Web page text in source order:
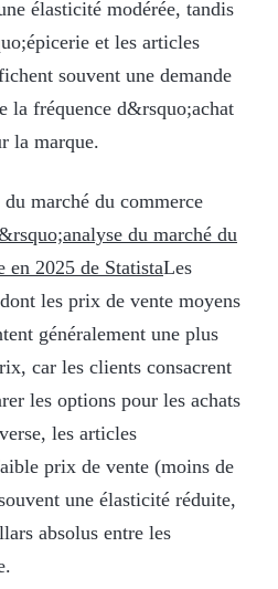
élasticité modérée, tandis
et les articles
souvent une demande
la fréquence d&rsquo;achat
la marque.
marché du commerce
du marché du
en 2025 de StatistaLes
les prix de vente moyens
généralement une plus
car les clients consacrent
les options pour les achats
les articles
prix de vente (moins de
une élasticité réduite,
absolus entre les